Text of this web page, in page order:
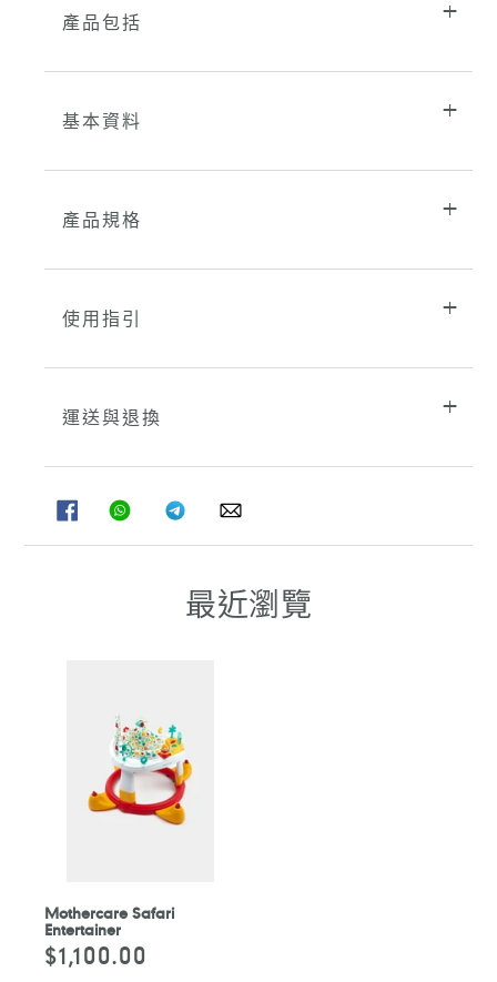
產品包括
基本資料
產品規格
使用指引
運送與退換
FACEBOOK
分
享
WHATSAPPTELEGRAM
分
享
WHATSAPP
最近瀏覽
Mothercare Safari
Entertainer
定
價
$1,100.00